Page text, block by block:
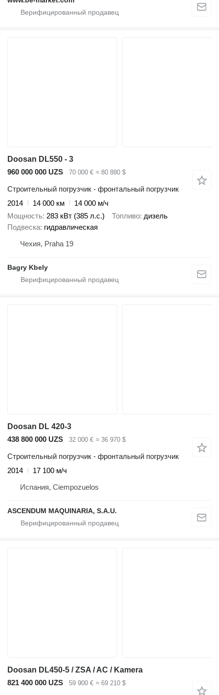
Doosan DL550 - 3
960 000 000 UZS
70 000 € ≈ 80 880 $
Строительный погрузчик - фронтальный погрузчик
2014
14 000 км
14 000 м/ч
Мощность 283 кВт (385 л.с.) Топливо дизель
Подвеска гидравлическая
Чехия, Praha 19
Bagry Kbely
Doosan DL 420-3
438 800 000 UZS
32 000 € ≈ 36 970 $
Строительный погрузчик - фронтальный погрузчик
2014
17 100 м/ч
Испания, Ciempozuelos
ASCENDUM MAQUINARIA, S.A.U.
Doosan DL450-5 / ZSA / AC / Kamera
821 400 000 UZS
59 900 € ≈ 69 210 $